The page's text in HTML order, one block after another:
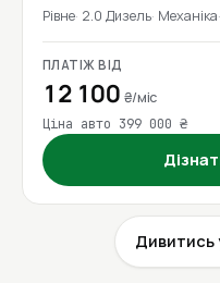
Рівне 2.0 Дизель Механіка
ПЛАТІЖ ВІД
12 100 ₴/міс
Ціна авто 399 000 ₴
Дивитись